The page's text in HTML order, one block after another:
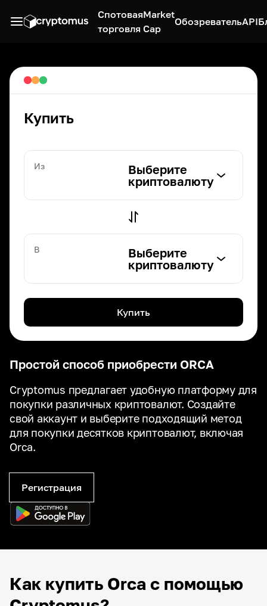
Спотовая
торговля
Market
Cap
ОбозревательAPI
Простой способ приобрести ORCA
Cryptomus предлагает удобную платформу для
покупки различных криптовалют. Создайте
свой аккаунт и выберите подходящий метод
для покупки десятков криптовалют, включая
Orca.
Регистрация
Купить
Из
Выберите
криптовалюту
В
Выберите
криптовалюту
Купить
Как купить Orca с помощью